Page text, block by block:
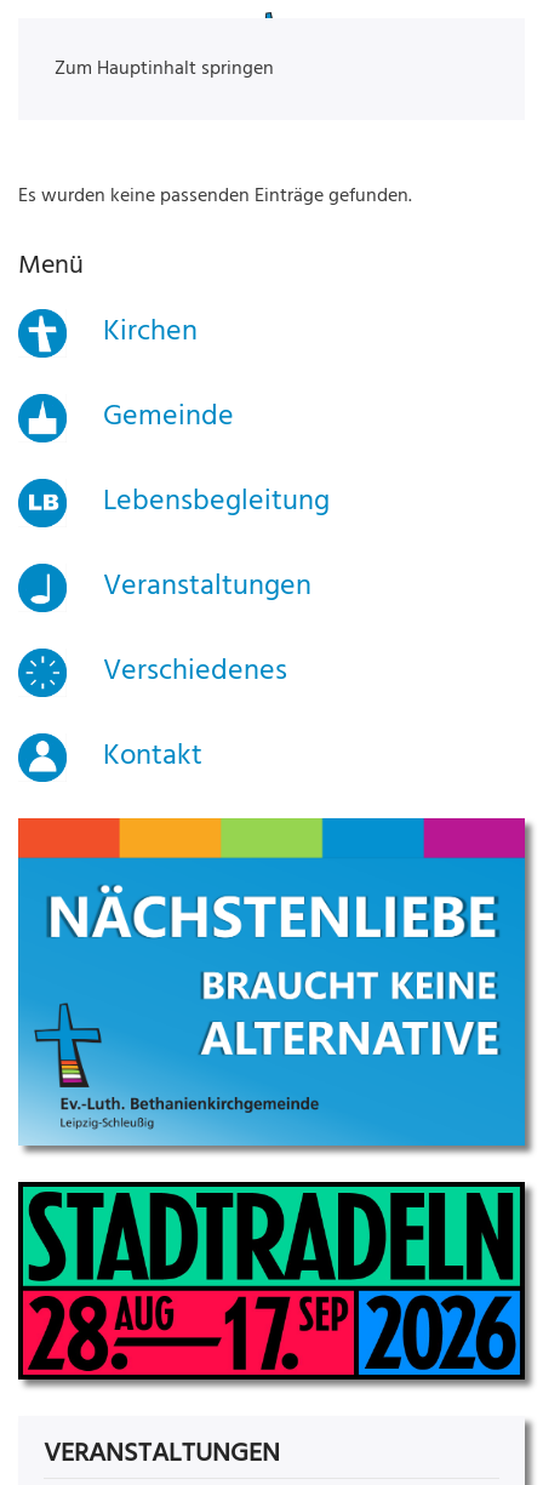
Zum Hauptinhalt springen
Es wurden keine passenden Einträge gefunden.
Menü
Kirchen
Gemeinde
Lebensbegleitung
Veranstaltungen
Verschiedenes
Kontakt
VERANSTALTUNGEN